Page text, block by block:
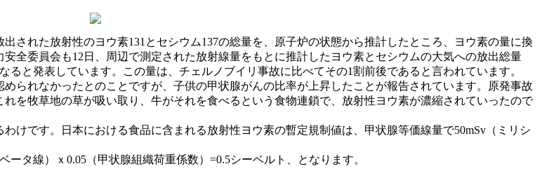
された放射性のヨウ素131とセシウム137の総量を、原子炉の状態から推計したところ、ヨウ素の量に換
全委員会も12日、周辺で測定された放射線量をもとに推計したヨウ素とセシウムの大気への放出総量
ると発表しています。この量は、チェルノブイリ事故に比べてその1割前後であると言われています。
られなかったとのことですが、子供の甲状腺がんの比率が上昇したことが報告されています。原発事故
を牧草地の草が吸い取り、牛がそれを食べるという食物連鎖で、放射性ヨウ素が濃縮されていったので
けです。日本における食品に含まれる放射性ヨウ素の暫定規制値は、甲状腺等価線量で50mSv（ミリシ
タ線）ｘ0.05（甲状腺組織荷重係数）=0.5シーベルト、となります。